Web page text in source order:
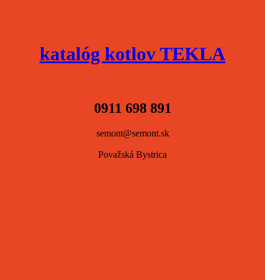
katalóg kotlov TEKLA
0911 698 891
semont@semont.sk
Považská Bystrica